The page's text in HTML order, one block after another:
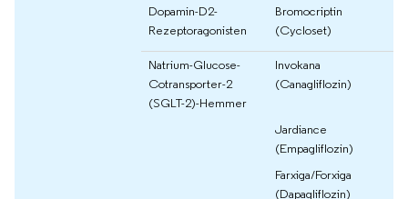
Dopamin-D2-
Rezeptoragonisten
Bromocriptin
(Cycloset)
Natrium-Glucose-
Cotransporter-2
(SGLT-2)-Hemmer
Invokana
(Canagliflozin)
Jardiance
(Empagliflozin)
Farxiga/Forxiga
(Dapagliflozin)